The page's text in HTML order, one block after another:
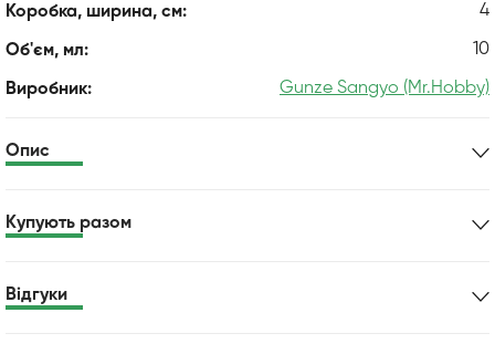
Коробка, ширина, см: 4
Об'єм, мл: 10
Виробник: Gunze Sangyo (Mr.Hobby)
Опис
Купують разом
Відгуки